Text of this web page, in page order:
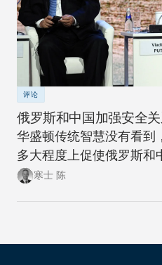
评论
俄罗斯和中国加强安全
华盛顿传统智慧没有看到
多大程度上促使俄罗斯和
此次此刻，正是美国政策
寒士 陈